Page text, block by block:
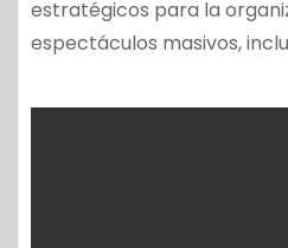
estratégicos para la
espectáculos masivos,